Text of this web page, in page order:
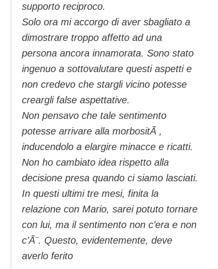
supporto reciproco.
Solo ora mi accorgo di aver sbagliato a
dimostrare troppo affetto ad una
persona ancora innamorata. Sono stato
ingenuo a sottovalutare questi aspetti e
non credevo che stargli vicino potesse
creargli false aspettative.
Non pensavo che tale sentimento
potesse arrivare alla morbositÃ ,
inducendolo a elargire minacce e ricatti.
Non ho cambiato idea rispetto alla
decisione presa quando ci siamo lasciati.
In questi ultimi tre mesi, finita la
relazione con Mario, sarei potuto tornare
con lui, ma il sentimento non c’era e non
c’Ã¨. Questo, evidentemente, deve
averlo ferito